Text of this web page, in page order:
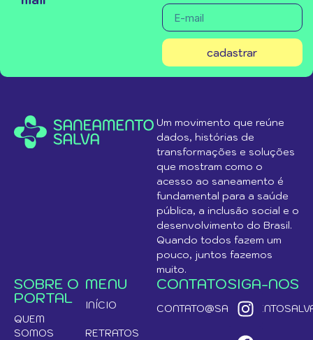
cadastrar
Um movimento que reúne
dados, histórias de
transformações e soluções
que mostram como o
acesso ao saneamento é
fundamental para a saúde
pública, a inclusão social e o
desenvolvimento do Brasil.
Quando todos fazem um
pouco, juntos fazemos
muito.
SOBRE O
PORTAL
QUEM
SOMOS
MENU
INÍCIO
RETRATOS
CONTATOSIGA-NOS